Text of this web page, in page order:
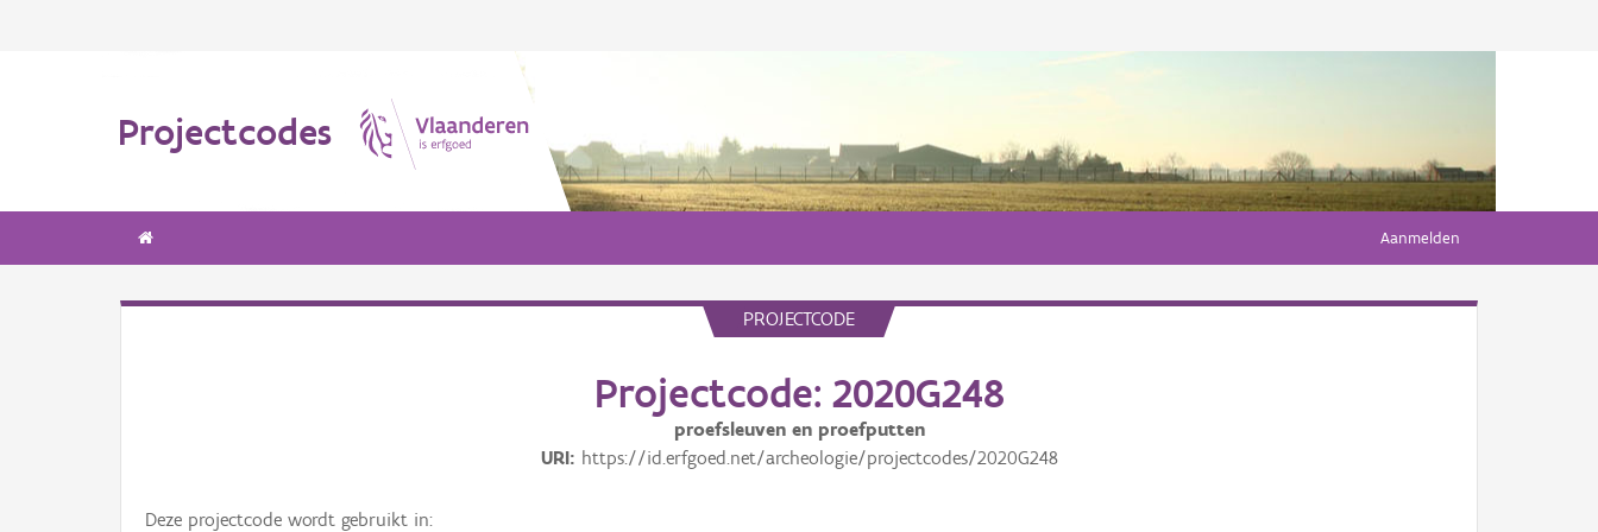
Projectcodes
Aanmelden
PROJECTCODE
Projectcode: 2020G248
proefsleuven en proefputten
URI
https://id.erfgoed.net/archeologie/projectcodes/2020G248
Deze projectcode wordt gebruikt in: